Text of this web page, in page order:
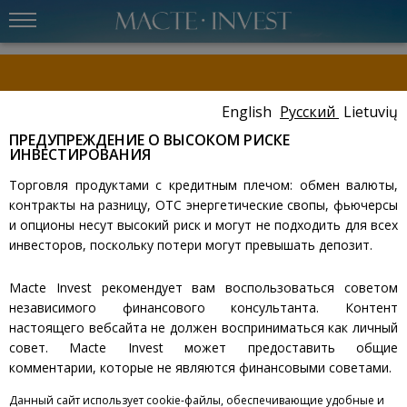
Please carefully review the important message provided within the
client cabinet.
КАРЬЕРА
Macte Invest - современная брокерская компания для
клиентов и принадлежащих им компаний.
С момента начала работы компании, была построена
инфраструктура управления активами и
разработаны все классические продукты,
необходимые состоятельным клиентам: управление
English Русский Lietuvių
ПРЕДУПРЕЖДЕНИЕ О ВЫСОКОМ РИСКЕ
ИНВЕСТИРОВАНИЯ
Торговля продуктами с кредитным плечом: обмен валюты,
контракты на разницу, ОТС энергетические свопы, фьючерсы
и опционы несут высокий риск и могут не подходить для всех
инвесторов, поскольку потери могут превышать депозит.
Macte Invest рекомендует вам воспользоваться советом
независимого финансового консультанта. Контент
настоящего вебсайта не должен восприниматься как личный
совет. Macte Invest может предоставить общие
комментарии, которые не являются финансовыми советами.
Данный сайт использует cookie-файлы, обеспечивающие удобные и